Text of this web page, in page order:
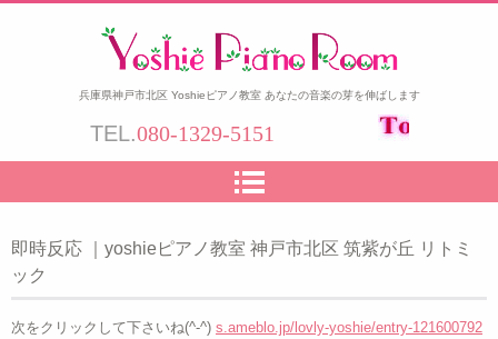
兵庫県神戸市北区 Yoshieピアノ教室 あなたの音楽の芽を伸ばします
TEL.080-1329-5151
即時反応 ｜yoshieピアノ教室 神戸市北区 筑紫が丘 リトミ
ック
次をクリックして下さいね(^-^) s.ameblo.jp/lovly-yoshie/entry-121600792